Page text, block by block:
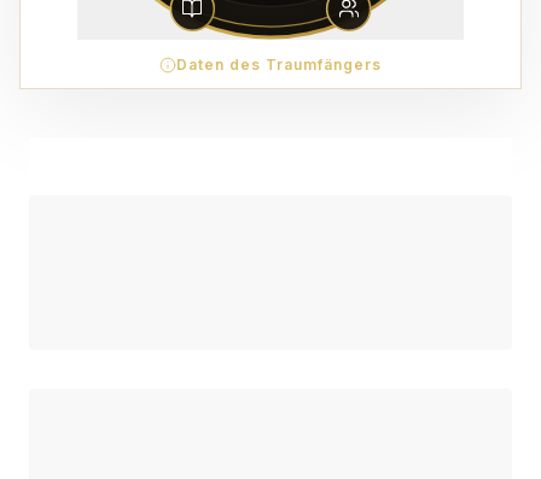
Daten des Traumfängers